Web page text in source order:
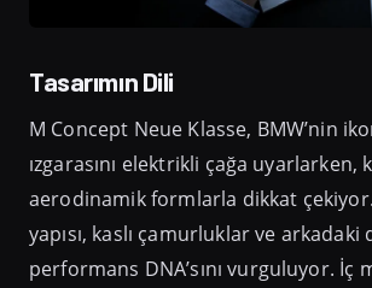
Tasarımın Dili
M Concept Neue Klasse, BMW’nin
ızgarasını elektrikli çağa uyarlarken,
aerodinamik formlarla dikkat
yapısı, kaslı çamurluklar ve arkadaki
performans DNA’sını vurguluyor. İç